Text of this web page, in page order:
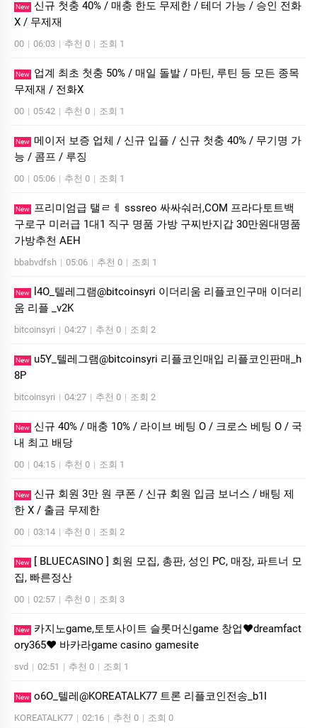
New
신규 첫충 40% / 매충 한도 무제한 / 테더 가능 / 승인 전화
X / 무제재
00 | 06:03 | 추천 0 | 조회 1
New
업계 최초 첫충 50% / 매일 돌발 / 마틴, 루틴 등 모든 종목
무제재 / 전화X
00 | 05:42 | 추천 0 | 조회 1
New 메이저 보증 업체 / 신규 입플 / 신규 첫충 40% / 무기명 가
능 / 콤프 / 루징
00 | 05:06 | 추천 0 | 조회 1
New
프리미엄급 탤ㄹㅔ sssreo 싸싸숴러,COM 프라다토트백
구로구 미러급 1대1 직구 명품 가방 구찌반지갑 30만원대명품
가방추천 AEH
bbabvdfsh | 05:06 | 추천 0 | 조회 1
New
l4O_텔레그램@bitcoinsyri 이더리움 리플코인구매 이더리
움 리플 _v2K
bitcoinsyri | 04:27 | 추천 0 | 조회 2
New
u5Y_텔레그램@bitcoinsyri 리플코인매입 리플코인판매_h
8P
bitcoinsyri | 04:27 | 추천 0 | 조회 2
New
신규 40% / 매충 10% / 라이브 베팅 O / 크로스 베팅 O / 국
내 최고 배당
00 | 04:15 | 추천 0 | 조회 1
New
신규 회원 3만 원 쿠폰 / 신규 회원 입금 보너스 / 배팅 제
한 X / 출금 무제한
00 | 03:14 | 추천 0 | 조회 2
New
[ BLUECASINO ] 회원 모집, 총판, 성인 PC, 매장, 파트너 모
집, 빠른정산
00 | 02:57 | 추천 0 | 조회 3
New
카­지노game,토­토사이트 슬­롯머­신game 창업❤dreamfact
ory365❤ 바­카라game casino gamesite
svd | 02:51 | 추천 0 | 조회 1
New o6O_텔레@KOREATALK77 트론 리플코인전송_b1I
KOREATALK77 | 02:16 | 추천 0 | 조회 0